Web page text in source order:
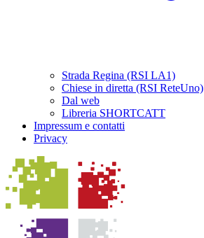
Strada Regina (RSI LA1)
Chiese in diretta (RSI ReteUno)
Dal web
Libreria SHORTCATT
Impressum e contatti
Privacy